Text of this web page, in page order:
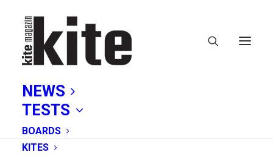
NEWS
TESTS
BOARDS
KITES